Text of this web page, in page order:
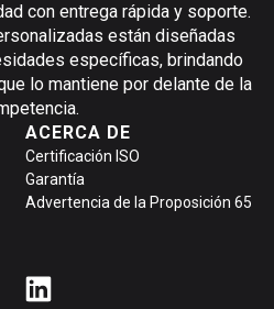
con entrega rápida y soporte.
están diseñadas
específicas, brindando
lo mantiene por delante de la
ACERCA DE
Certificación ISO
Garantía
Advertencia de la Proposición 65